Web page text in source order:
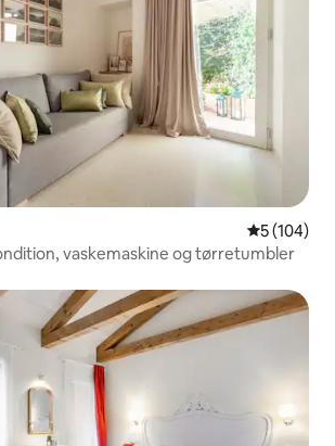
5 ud af 5 i
5 (104)
vaskemaskine og tørretumbler